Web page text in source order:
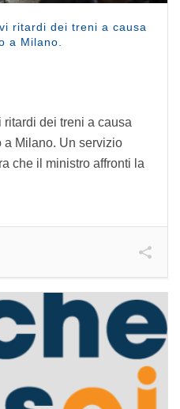
ritardi dei treni a causa
a Milano.
dei treni a causa
Milano. Un servizio
che il ministro affronti la